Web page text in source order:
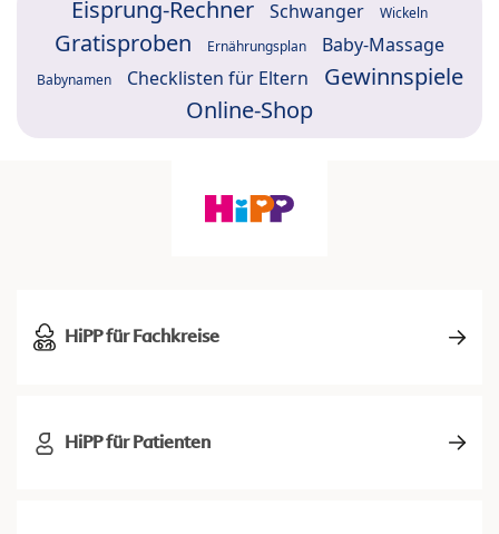
Eisprung-Rechner Schwanger Wickeln
Gratisproben Ernährungsplan Baby-Massage
Babynamen Checklisten für Eltern
Gewinnspiele
Online-Shop
HiPP für Fachkreise
HiPP für Patienten